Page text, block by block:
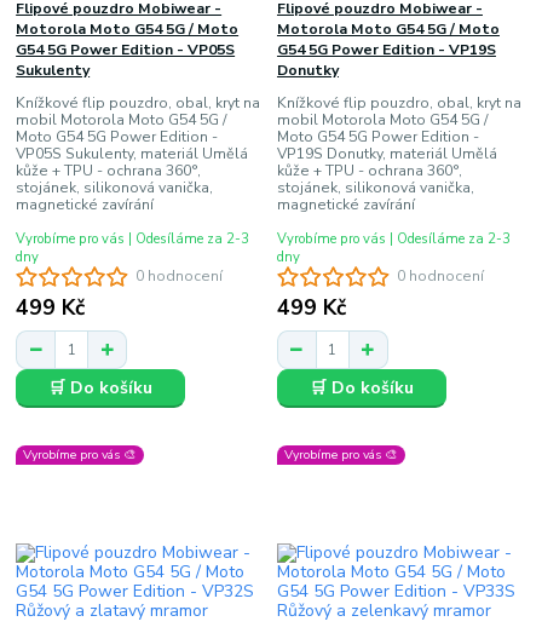
0 hodnocení
Flipové pouzdro Mobiwear -
Motorola Moto G54 5G / Moto
G54 5G Power Edition - VP05S
Sukulenty
Knížkové flip pouzdro, obal, kryt na
mobil Motorola Moto G54 5G /
Moto G54 5G Power Edition -
VP05S Sukulenty, materiál Umělá
kůže + TPU - ochrana 360°,
stojánek, silikonová vanička,
magnetické zavírání
499 Kč
Vyrobíme pro vás | Odesíláme za 2-3
dny
🛒 Do košíku
0 hodnocení
Flipové pouzdro Mobiwear -
Motorola Moto G54 5G / Moto
G54 5G Power Edition - VP19S
Donutky
Knížkové flip pouzdro, obal, kryt na
mobil Motorola Moto G54 5G /
Moto G54 5G Power Edition -
VP19S Donutky, materiál Umělá
kůže + TPU - ochrana 360°,
stojánek, silikonová vanička,
magnetické zavírání
499 Kč
Vyrobíme pro vás | Odesíláme za 2-3
dny
🛒 Do košíku
Vyrobíme pro vás 🎨 Vyrobíme pro vás 🎨